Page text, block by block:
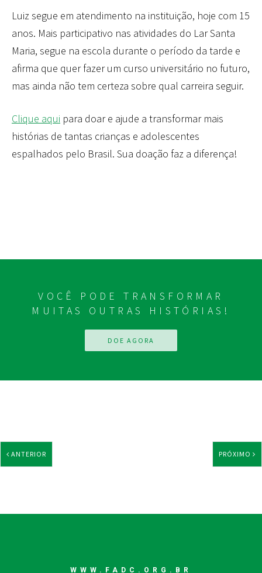
Luiz segue em atendimento na instituição, hoje com 15
anos. Mais participativo nas atividades do Lar Santa
Maria, segue na escola durante o período da tarde e
afirma que quer fazer um curso universitário no futuro,
mas ainda não tem certeza sobre qual carreira seguir.
Clique aqui para doar e ajude a transformar mais
histórias de tantas crianças e adolescentes
espalhados pelo Brasil. Sua doação faz a diferença!
VOCÊ PODE TRANSFORMAR
MUITAS OUTRAS HISTÓRIAS!
DOE AGORA
ANTERIOR PRÓXIMO
WWW.FADC.ORG.BR